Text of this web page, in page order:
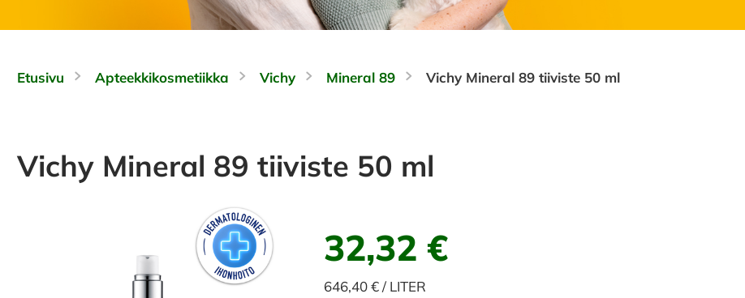
Etusivu Apteekkikosmetiikka Vichy Mineral 89 Vichy Mineral 89 tiiviste 50 ml
Vichy Mineral 89 tiiviste 50 ml
32,32 €
646,40 € / LITER